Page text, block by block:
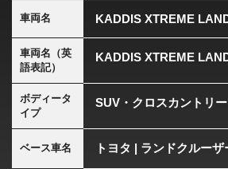
車両名 KADDIS XTREME
車両名（英
語表記）
KADDIS XTREME
ボディータ
イプ
SUV・クロスカントリ
ベース車名 トヨタ | ランドクルーザ